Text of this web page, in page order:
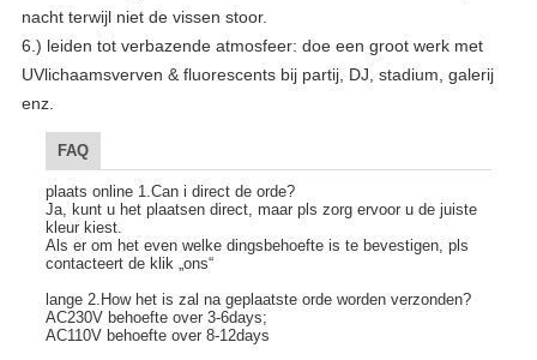
nacht terwijl niet de vissen stoor.
6.) leiden tot verbazende atmosfeer: doe een groot werk met
UVlichaamsverven & fluorescents bij partij, DJ, stadium, galerij
enz.
FAQ
plaats online 1.Can i direct de orde?
Ja, kunt u het plaatsen direct, maar pls zorg ervoor u de juiste
kleur kiest.
Als er om het even welke dingsbehoefte is te bevestigen, pls
contacteert de klik „ons“
lange 2.How het is zal na geplaatste orde worden verzonden?
AC230V behoefte over 3-6days;
AC110V behoefte over 8-12days